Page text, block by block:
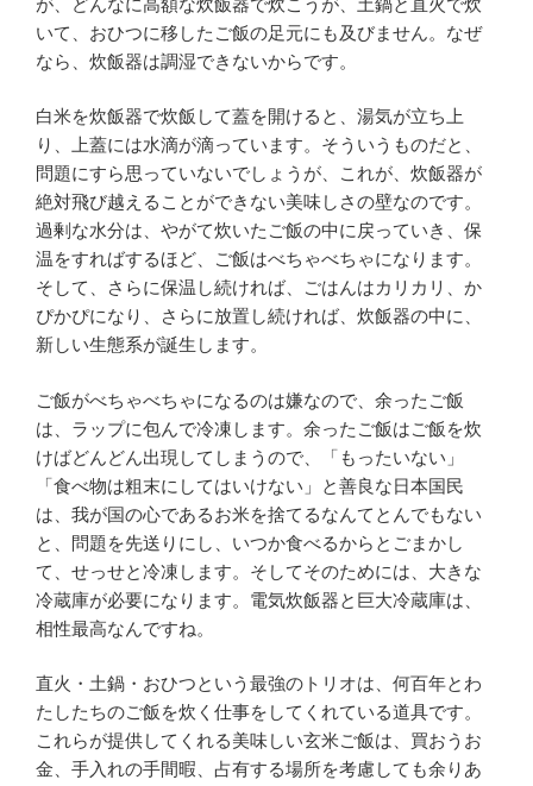
いて、おひつに移したご飯の足元にも及びません。なぜ
なら、炊飯器は調湿できないからです。
白米を炊飯器で炊飯して蓋を開けると、湯気が立ち上
り、上蓋には水滴が滴っています。そういうものだと、
問題にすら思っていないでしょうが、これが、炊飯器が
絶対飛び越えることができない美味しさの壁なのです。
過剰な水分は、やがて炊いたご飯の中に戻っていき、保
温をすればするほど、ご飯はべちゃべちゃになります。
そして、さらに保温し続ければ、ごはんはカリカリ、か
ぴかぴになり、さらに放置し続ければ、炊飯器の中に、
新しい生態系が誕生します。
ご飯がべちゃべちゃになるのは嫌なので、余ったご飯
は、ラップに包んで冷凍します。余ったご飯はご飯を炊
けばどんどん出現してしまうので、「もったいない」
「食べ物は粗末にしてはいけない」と善良な日本国民
は、我が国の心であるお米を捨てるなんてとんでもない
と、問題を先送りにし、いつか食べるからとごまかし
て、せっせと冷凍します。そしてそのためには、大きな
冷蔵庫が必要になります。電気炊飯器と巨大冷蔵庫は、
相性最高なんですね。
直火・土鍋・おひつという最強のトリオは、何百年とわ
たしたちのご飯を炊く仕事をしてくれている道具です。
これらが提供してくれる美味しい玄米ご飯は、買おうお
金、手入れの手間暇、占有する場所を考慮しても余りあ